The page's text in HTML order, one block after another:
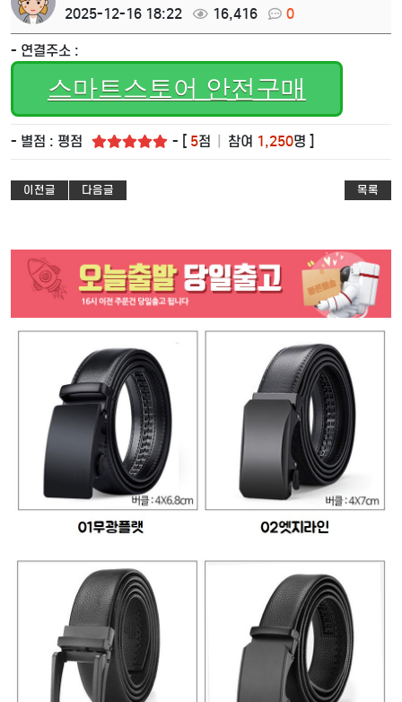
2025-12-16 18:22
16,416 0
- 연결주소 :
스마트스토어 안전구매
- 별점 : 평점 - [ 5점 참여 1,250명 ]
이전글 다음글 목록